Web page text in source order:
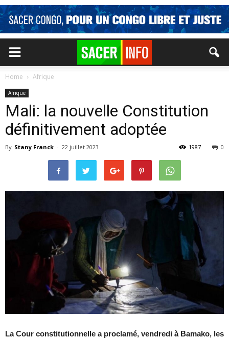
Home Afrique
Afrique
Mali: la nouvelle Constitution
définitivement adoptée
By Stany Franck - 22 juillet 2023 0
1987
La Cour constitutionnelle a proclamé, vendredi à Bamako, les